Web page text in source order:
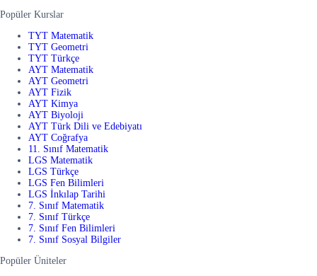
Popüler Kurslar
TYT Matematik
TYT Geometri
TYT Türkçe
AYT Matematik
AYT Geometri
AYT Fizik
AYT Kimya
AYT Biyoloji
AYT Türk Dili ve Edebiyatı
AYT Coğrafya
11. Sınıf Matematik
LGS Matematik
LGS Türkçe
LGS Fen Bilimleri
LGS İnkılap Tarihi
7. Sınıf Matematik
7. Sınıf Türkçe
7. Sınıf Fen Bilimleri
7. Sınıf Sosyal Bilgiler
Popüler Üniteler